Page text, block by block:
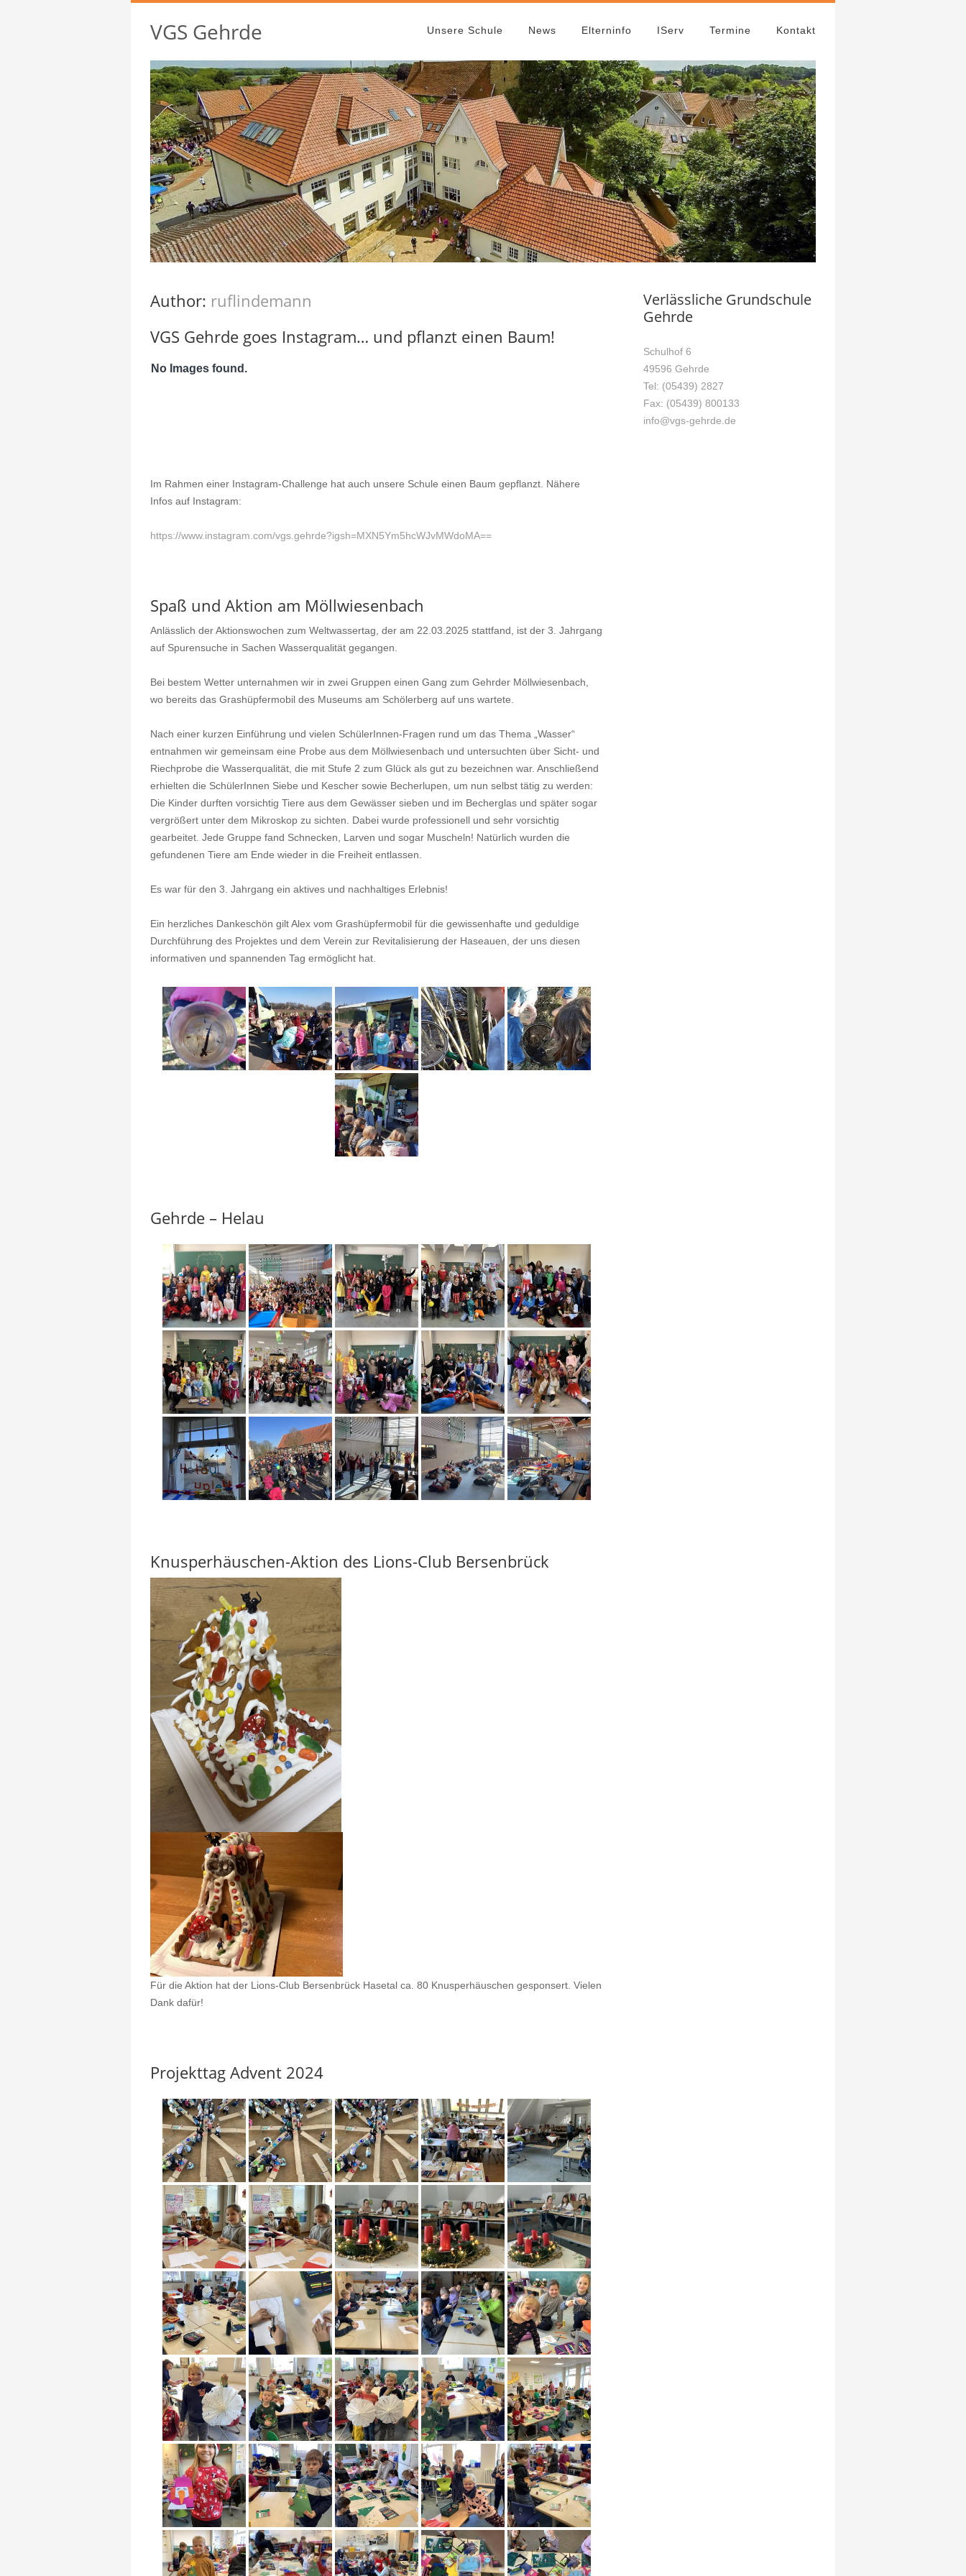
VGS Gehrde Unsere Schule News Elterninfo IServ Termine Kontakt
Author: ruflindemann
VGS Gehrde goes Instagram… und pflanzt einen Baum!
No Images found.
Im Rahmen einer Instagram-Challenge hat auch unsere Schule einen Baum gepflanzt. Nähere
Infos auf Instagram:
https://www.instagram.com/vgs.gehrde?igsh=MXN5Ym5hcWJvMWdoMA==
Spaß und Aktion am Möllwiesenbach
Anlässlich der Aktionswochen zum Weltwassertag, der am 22.03.2025 stattfand, ist der 3. Jahrgang
auf Spurensuche in Sachen Wasserqualität gegangen.
Bei bestem Wetter unternahmen wir in zwei Gruppen einen Gang zum Gehrder Möllwiesenbach,
wo bereits das Grashüpfermobil des Museums am Schölerberg auf uns wartete.
Nach einer kurzen Einführung und vielen SchülerInnen-Fragen rund um das Thema „Wasser“
entnahmen wir gemeinsam eine Probe aus dem Möllwiesenbach und untersuchten über Sicht- und
Riechprobe die Wasserqualität, die mit Stufe 2 zum Glück als gut zu bezeichnen war. Anschließend
erhielten die SchülerInnen Siebe und Kescher sowie Becherlupen, um nun selbst tätig zu werden:
Die Kinder durften vorsichtig Tiere aus dem Gewässer sieben und im Becherglas und später sogar
vergrößert unter dem Mikroskop zu sichten. Dabei wurde professionell und sehr vorsichtig
gearbeitet. Jede Gruppe fand Schnecken, Larven und sogar Muscheln! Natürlich wurden die
gefundenen Tiere am Ende wieder in die Freiheit entlassen.
Es war für den 3. Jahrgang ein aktives und nachhaltiges Erlebnis!
Ein herzliches Dankeschön gilt Alex vom Grashüpfermobil für die gewissenhafte und geduldige
Durchführung des Projektes und dem Verein zur Revitalisierung der Haseauen, der uns diesen
informativen und spannenden Tag ermöglicht hat.
Gehrde – Helau
Knusperhäuschen-Aktion des Lions-Club Bersenbrück
Für die Aktion hat der Lions-Club Bersenbrück Hasetal ca. 80 Knusperhäuschen gesponsert. Vielen
Dank dafür!
Projekttag Advent 2024
Verlässliche Grundschule
Gehrde
Schulhof 6
49596 Gehrde
Tel: (05439) 2827
Fax: (05439) 800133
info@vgs-gehrde.de